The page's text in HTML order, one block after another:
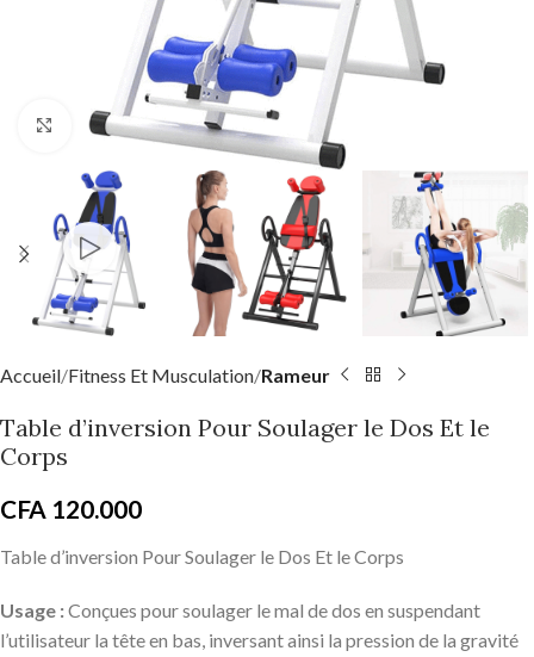
Click to enlarge
Accueil Fitness Et Musculation Rameur
Table d’inversion Pour Soulager le Dos Et le
Corps
CFA 120.000
Table d’inversion Pour Soulager le Dos Et le Corps
Usage :Conçues pour soulager le mal de dos en suspendant
l’utilisateur la tête en bas, inversant ainsi la pression de la gravité